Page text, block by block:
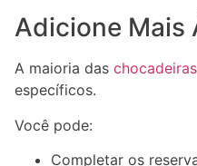
Adicione Mais
A maioria das chocadeiras
específicos.
Você pode:
Completar os